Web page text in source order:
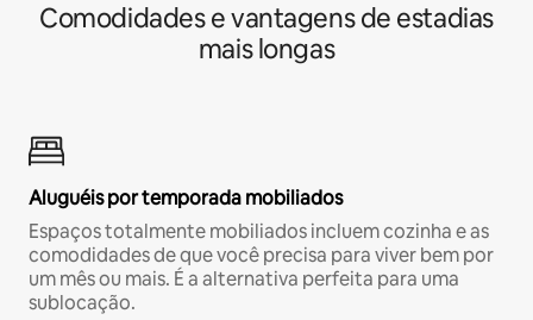
Comodidades e vantagens de estadias
mais longas
Aluguéis por temporada mobiliados
Espaços totalmente mobiliados incluem cozinha e as
comodidades de que você precisa para viver bem por
um mês ou mais. É a alternativa perfeita para uma
sublocação.